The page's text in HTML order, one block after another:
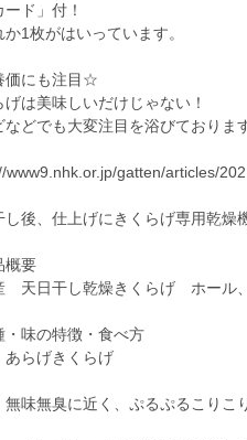
ード」付！
か1枚がはいっています。
価にも注目☆
げは美味しいだけじゃない！
などでも大変注目を浴びておりま
www9.nhk.or.jp/gatten/articles/
し後、仕上げにきくらげ専用乾燥
概要
天日干し乾燥きくらげ ホール
味の特徴・食べ方
あらげきくらげ
無味無臭に近く、ぷるぷるこりこ